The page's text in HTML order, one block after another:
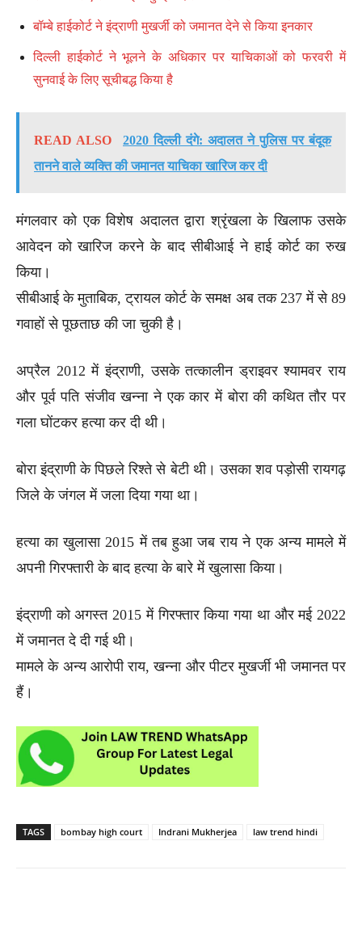
बॉम्बे हाईकोर्ट ने इंद्राणी मुखर्जी को जमानत देने से किया इनकार
दिल्ली हाईकोर्ट ने भूलने के अधिकार पर याचिकाओं को फरवरी में
सुनवाई के लिए सूचीबद्ध किया है
READ ALSO
2020 दिल्ली दंगे: अदालत ने पुलिस पर बंदूक
तानने वाले व्यक्ति की जमानत याचिका खारिज कर दी
मंगलवार को एक विशेष अदालत द्वारा श्रृंखला के खिलाफ उसके
आवेदन को खारिज करने के बाद सीबीआई ने हाई कोर्ट का रुख
किया।
सीबीआई के मुताबिक, ट्रायल कोर्ट के समक्ष अब तक 237 में से 89
गवाहों से पूछताछ की जा चुकी है।
अप्रैल 2012 में इंद्राणी, उसके तत्कालीन ड्राइवर श्यामवर राय
और पूर्व पति संजीव खन्ना ने एक कार में बोरा की कथित तौर पर
गला घोंटकर हत्या कर दी थी।
बोरा इंद्राणी के पिछले रिश्ते से बेटी थी। उसका शव पड़ोसी रायगढ़
जिले के जंगल में जला दिया गया था।
हत्या का खुलासा 2015 में तब हुआ जब राय ने एक अन्य मामले में
अपनी गिरफ्तारी के बाद हत्या के बारे में खुलासा किया।
इंद्राणी को अगस्त 2015 में गिरफ्तार किया गया था और मई 2022
में जमानत दे दी गई थी।
मामले के अन्य आरोपी राय, खन्ना और पीटर मुखर्जी भी जमानत पर
हैं।
TAGS bombay high court Indrani Mukherjea law trend hindi